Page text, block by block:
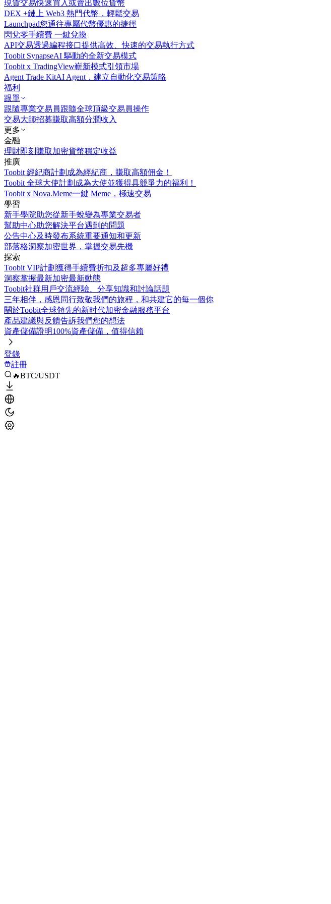
現貨交易快速買入或賣出數位貨幣
DEX +鏈上 Web3 熱門代幣，輕鬆交易
Launchpad您通往專屬代幣優惠的捷徑
閃兌零手續費 一鍵兌換
API交易透過編程接口提供高效、快速的交易執行方式
Toobit SynapseAI 驅動的全新交易模式
Toobit x TradingView嶄新模式引領市場
Agent Trade KitAI Agent，建立自動化交易策略
福利
跟單
跟隨專業交易員跟隨全球頂級交易員操作
交易大師招募賺取高額分潤收入
更多
金融
理財即刻賺取加密貨幣穩定收益
推廣
Toobit 經紀商計劃 成為經紀商，賺取高額佣金！
Toobit 全球大使計劃 成為大使並獲得具競爭力的福利！
Toobit x Nova.Meme一鍵 Meme，極速交易
學習
新手學院助您從新手蛻變為專業交易者
幫助中心助您解決平台遇到的問題
公告中心及時發布系統重要通知和更新
部落格洞察加密世界，掌握交易先機
探索
Toobit VIP計劃獲得手續費折扣及超多專屬好禮
洞察掌握最新加密最新動態
Toobit社群用戶交流經驗、分享知識和討論話題
三年相伴，感恩同行致敬我們的旅程，和共建它的每一個你
關於Toobit全球領先的新时代加密金融服務平台
產品建議與反饋告訴我們您的想法
資產儲備證明100%資產儲備，值得信賴
登錄
註冊
🔥BTC/USDT